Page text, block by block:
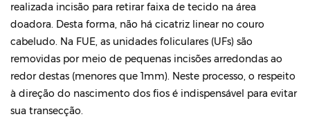
realizada incisão para retirar faixa de tecido na área
doadora. Desta forma, não há cicatriz linear no couro
cabeludo. Na FUE, as unidades foliculares (UFs) são
removidas por meio de pequenas incisões arredondas ao
redor destas (menores que 1mm). Neste processo, o respeito
à direção do nascimento dos fios é indispensável para evitar
sua transecção.